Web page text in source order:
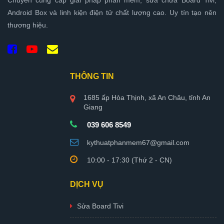
Android Box và linh kiện điện tử chất lượng cao. Uy tín tạo nên
thương hiệu.
THÔNG TIN
1685 ấp Hòa Thịnh, xã An Châu, tỉnh An
Giang
039 606 8549
kythuatphanmem67@gmail.com
10:00 - 17:30 (Thứ 2 - CN)
DỊCH VỤ
Sửa Board Tivi